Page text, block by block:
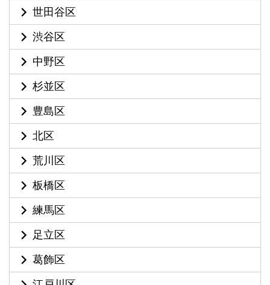
世田谷区
渋谷区
中野区
杉並区
豊島区
北区
荒川区
板橋区
練馬区
足立区
葛飾区